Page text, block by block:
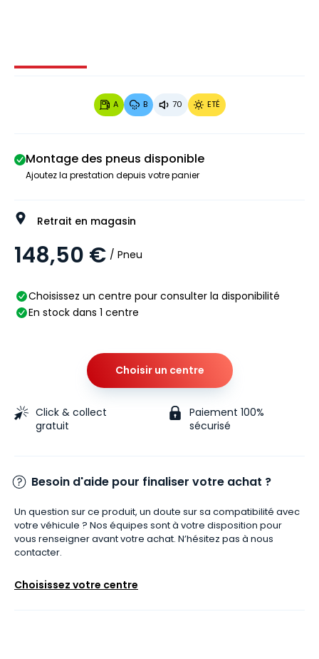
Image 1 sur 3
A B 70 ETÉ
Montage des pneus disponible
Ajoutez la prestation depuis votre panier
Retrait en magasin
148,50 € / Pneu
Choisissez un centre pour consulter la disponibilité
En stock dans 1 centre
Choisir un centre
Click & collect
gratuit
Paiement 100%
sécurisé
Besoin d'aide pour finaliser votre achat ?
Un question sur ce produit, un doute sur sa compatibilité avec
votre véhicule ? Nos équipes sont à votre disposition pour
vous renseigner avant votre achat. N’hésitez pas à nous
contacter.
Choisissez votre centre